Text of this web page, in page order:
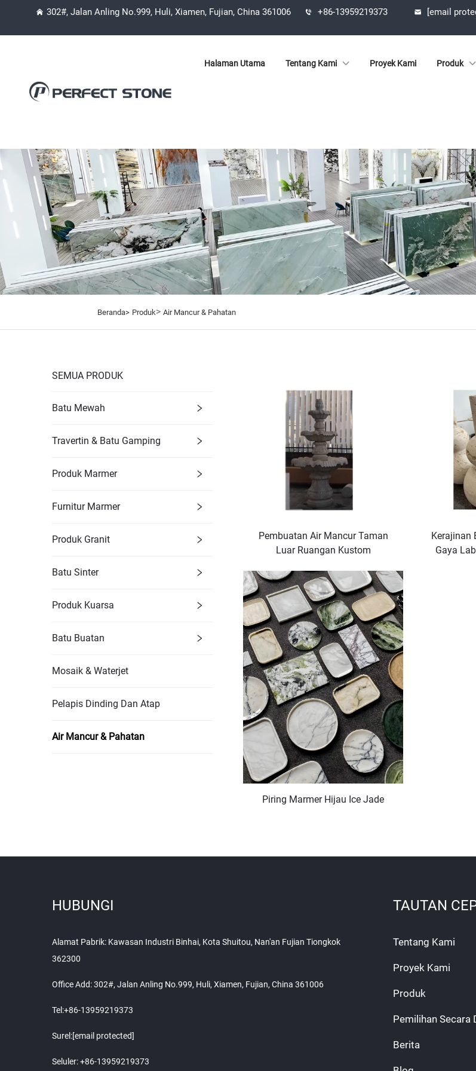
302#, Jalan Anling No.999, Huli, Xiamen, Fujian, China 361006 +86-13959219373 [email
Halaman Utama Tentang Kami Proyek Kami Produk
Beranda> Produk> Air Mancur & Pahatan
SEMUA PRODUK
Batu Mewah
Travertin & Batu Gamping
Produk Marmer
Furnitur Marmer
Produk Granit
Batu Sinter
Produk Kuarsa
Batu Buatan
Mosaik & Waterjet
Pelapis Dinding Dan Atap
Air Mancur & Pahatan
Pembuatan Air Mancur Taman
Luar Ruangan Kustom
Kerajinan
Gaya
Piring Marmer Hijau Ice Jade
HUBUNGI
Alamat Pabrik: Kawasan Industri Binhai, Kota Shuitou, Nan'an Fujian Tiongkok
362300
Office Add: 302#, Jalan Anling No.999, Huli, Xiamen, Fujian, China 361006
Tel:+86-13959219373
Surel:[email protected]
Seluler:+86-13959219373
TAUTAN
Tentang Kami
Proyek Kami
Produk
Pemilihan Secara
Berita